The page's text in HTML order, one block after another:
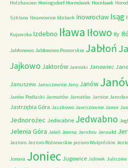
Holzhausen Horingsdorf Hormówek Hornbaek
Szklana Ibramowice Idzbark Inowrocław Isąg
Kujawska Izdebno Iława Iłowo Iły
Jabłonowo Jabłonowo Pomorskie Jabłoń
Jajkowo Jaktorów Jamniki Janowiec
Januszew Januszewice Jany Janów
Janów Podlaski Jarmatów Jarnatów Jarnice
Jastrzębia Góra Jaszkowo Jawiszowice Jawor
Jednorożec Jedwabne Jedwabno
Jelenia Góra Jeleń Jemna Jerichov Jerwałd
Jezioro Jezioro Rożnowskie jezioro Wulpińskie
Jonava Joniec Jugowice Julinek Juliszew